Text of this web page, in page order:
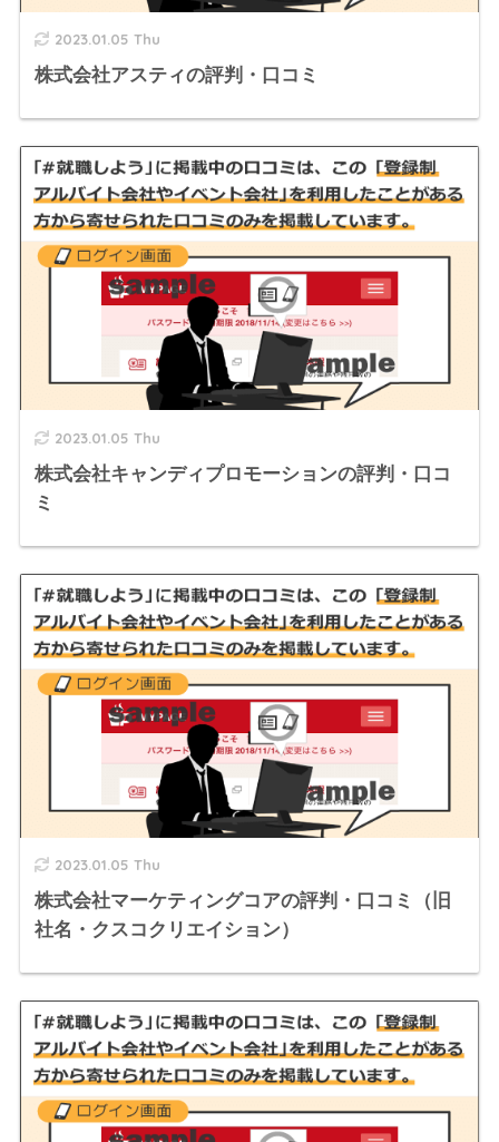
2023.01.05 Thu
株式会社アスティの評判・口コミ
2023.01.05 Thu
株式会社キャンディプロモーションの評判・口コ
ミ
2023.01.05 Thu
株式会社マーケティングコアの評判・口コミ（旧
社名・クスコクリエイション）